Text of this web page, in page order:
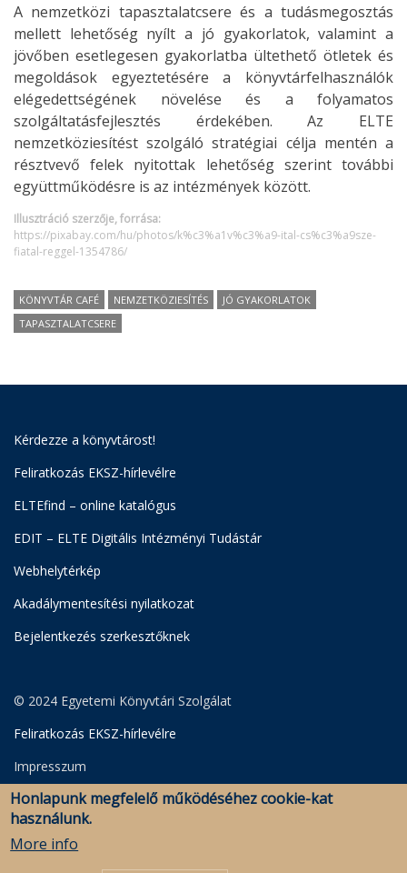
A nemzetközi tapasztalatcsere és a tudásmegosztás
mellett lehetőség nyílt a jó gyakorlatok, valamint a
jövőben esetlegesen gyakorlatba ültethető ötletek és
megoldások egyeztetésére a könyvtárfelhasználók
elégedettségének növelése és a folyamatos
szolgáltatásfejlesztés érdekében. Az ELTE
nemzetköziesítést szolgáló stratégiai célja mentén a
résztvevő felek nyitottak lehetőség szerint további
együttműködésre is az intézmények között.
Illusztráció szerzője, forrása:
https://pixabay.com/hu/photos/k%c3%a1v%c3%a9-ital-cs%c3%a9sze-
fiatal-reggel-1354786/
KÖNYVTÁR CAFÉ NEMZETKÖZIESÍTÉS
JÓ GYAKORLATOK
TAPASZTALATCSERE
Kérdezze a könyvtárost!
Feliratkozás EKSZ-hírlevélre
ELTEfind – online katalógus
EDIT – ELTE Digitális Intézményi Tudástár
Webhelytérkép
Akadálymentesítési nyilatkozat
Bejelentkezés szerkesztőknek
© 2024 Egyetemi Könyvtári Szolgálat
Feliratkozás EKSZ-hírlevélre
Impresszum
Adatkezelési Szabályzat
Honlapunk megfelelő működéséhez cookie-kat
használunk.
More info